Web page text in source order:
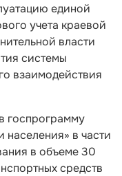
единой
учета краевой
власти
системы
взаимодействия
госпрограмму
населения» в части
в объеме 30
средств